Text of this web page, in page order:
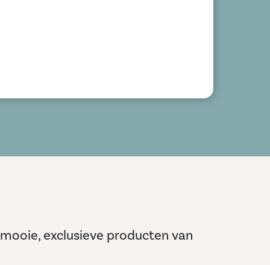
exclusieve producten van